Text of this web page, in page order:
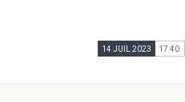
14 JUIL 2023 17:40